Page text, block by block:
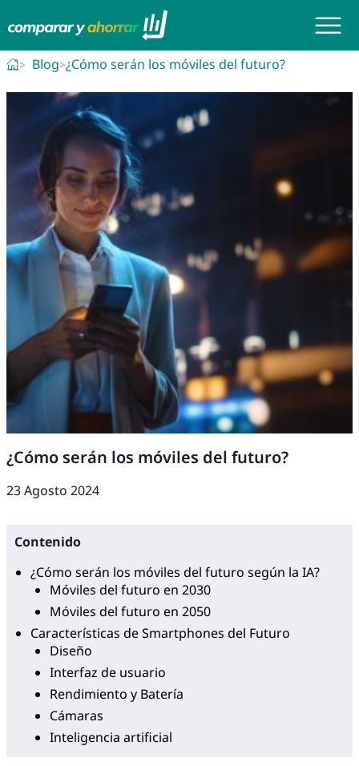
Blog ¿Cómo serán los móviles del futuro?
¿Cómo serán los móviles del futuro?
23 Agosto 2024
Contenido
¿Cómo serán los móviles del futuro según la IA?
Móviles del futuro en 2030
Móviles del futuro en 2050
Características de Smartphones del Futuro
Diseño
Interfaz de usuario
Rendimiento y Batería
Cámaras
Inteligencia artificial